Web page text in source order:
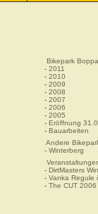
Bikepark
- 2011
- 2010
- 2009
- 2008
- 2007
- 2006
- 2005
- Eröffnung
- Bauarbeiten
Andere
- Winterberg
- DirtMasters
- Vanka Regule
- The CUT 2006